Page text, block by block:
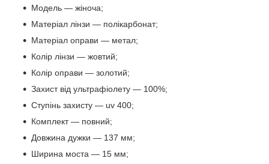
Модель — жіноча;
Матеріал лінзи — полікарбонат;
Матеріал оправи — метал;
Колір лінзи — жовтий;
Колір оправи — золотий;
Захист від ультрафіолету — 100%;
Ступінь захисту — uv 400;
Комплект — повний;
Довжина дужки — 137 мм;
Ширина моста — 15 мм;